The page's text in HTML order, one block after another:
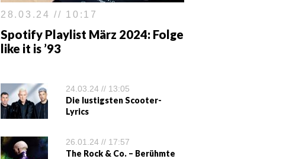
28.03.24 // 10:17
Spotify Playlist März 2024: Folge
like it is ’93
24.03.24 // 13:05
Die lustigsten Scooter-
Lyrics
26.01.24 // 17:57
The Rock & Co. – Berühmte